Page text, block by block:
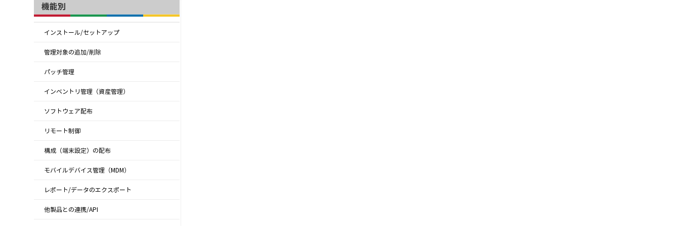
機能別
インストール/セットアップ
管理対象の追加/削除
パッチ管理
インベントリ管理（資産管理）
ソフトウェア配布
リモート制御
構成（端末設定）の配布
モバイルデバイス管理（MDM）
レポート/データのエクスポート
他製品との連携/API